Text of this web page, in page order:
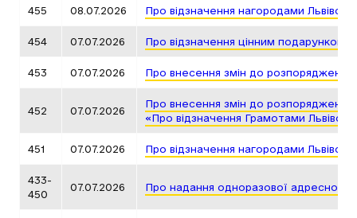
455 08.07.2026 Про відзначення нагородами
454 07.07.2026 Про відзначення цінним подарунком
453 07.07.2026 Про внесення змін до
452 07.07.2026
Про внесення змін до
«Про відзначення Грамотами
451 07.07.2026 Про відзначення нагородами
433-
450
07.07.2026 Про надання одноразової адресної